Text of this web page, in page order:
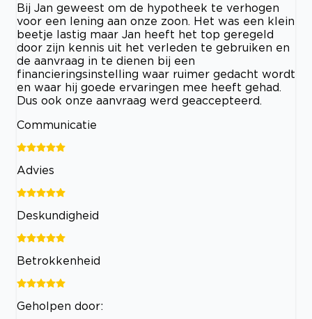
Bij Jan geweest om de hypotheek te verhogen
voor een lening aan onze zoon. Het was een klein
beetje lastig maar Jan heeft het top geregeld
door zijn kennis uit het verleden te gebruiken en
de aanvraag in te dienen bij een
financieringsinstelling waar ruimer gedacht wordt
en waar hij goede ervaringen mee heeft gehad.
Dus ook onze aanvraag werd geaccepteerd.
Communicatie
Advies
Deskundigheid
Betrokkenheid
Geholpen door: